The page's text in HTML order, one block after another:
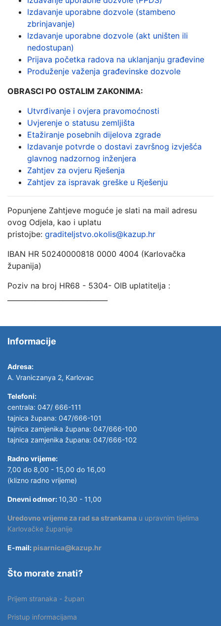
Izdavanje uporabne dozvole (stambeno
zbrinjavanje)
Izdavanje uporabne dozvole (akt uništen ili
nedostupan)
Prijava početka radova na uklanjanju građevine
Produženje važenja građevinske dozvole
OBRASCI PO OSTALIM ZAKONIMA:
Utvrđivanje i ovjera pravomoćnosti
Uvjerenje o statusu zemljišta
Etažiranje posebnih dijelova zgrade
Izdavanje potvrde o dostavi završnog izvješća
glavnog nadzornog inženjera
Zahtjev za ovjeru Rješenja
Zahtjev za ispravak greške u Rješenju
Popunjene Zahtjeve moguće je slati na mail adresu
ovog Odjela, kao i uplatu
pristojbe: graditeljstvo.okolis@kazup.hr
IBAN HR 50240000818 0000 4004 (Karlovačka
županija)
Poziv na broj HR68 - 5304- OIB uplatitelja :
Informacije
Adresa:
A. Vraniczanya 2, Karlovac
Telefoni:
centrala: 047/ 666-111
tajnica župana: 047/666-101
tajnica zamjenika župana: 047/666-100
tajnica zamjenika župana: 047/666-102
Radno vrijeme:
7,00 do 8,00 - 15,00 do 16,00
(klizno radno vrijeme)
Dnevni odmor: 10,30 - 11,00
Uredovno vrijeme za rad sa strankama u upravnim tijelima
Karlovačke županije
E-mail: pisarnica@kazup.hr
Što morate znati?
Prijem stranaka - župan
Pristup informacijama